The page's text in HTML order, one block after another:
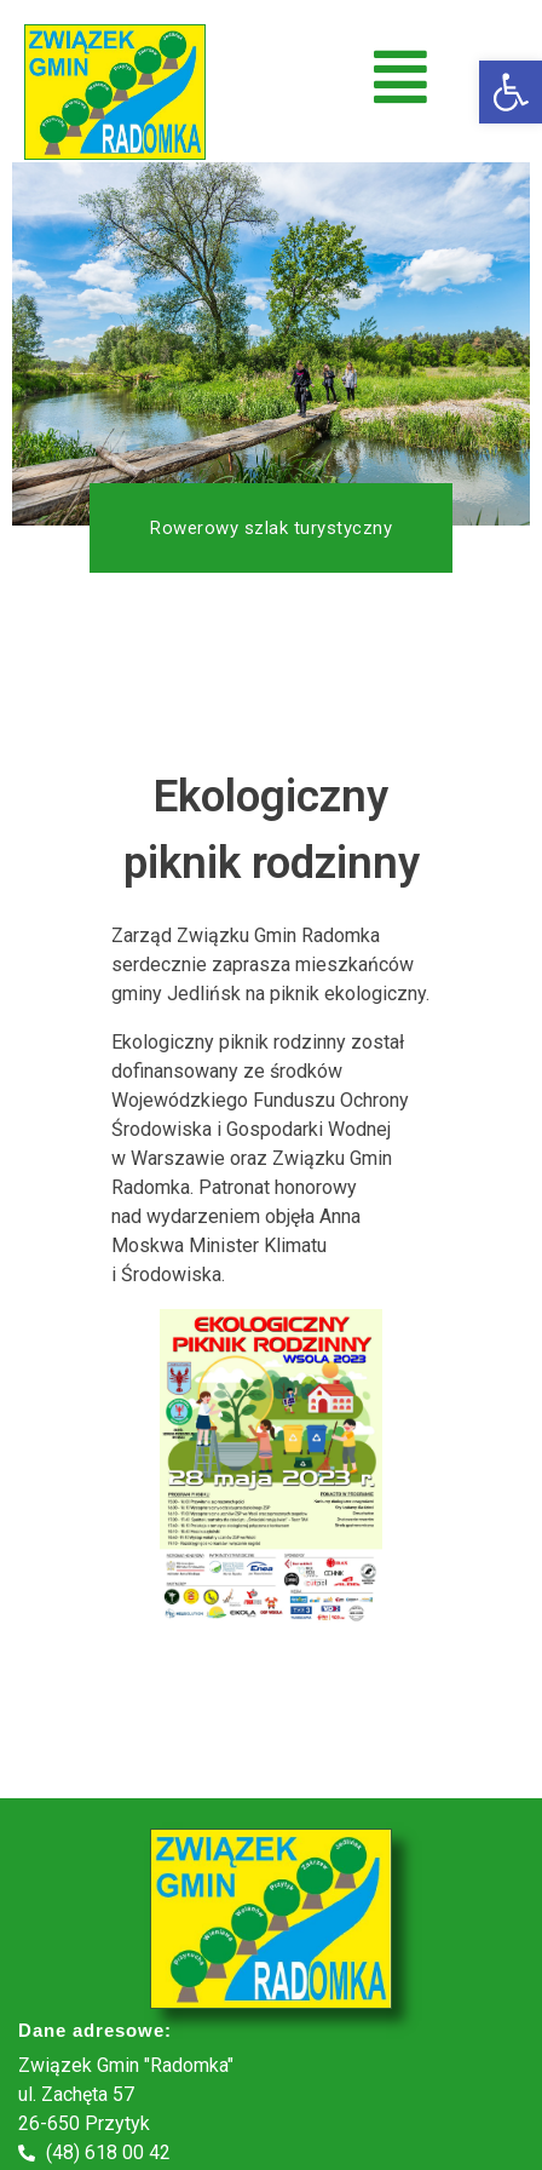
Radomka
Rowerowy szlak turystyczny
Ekologiczny
piknik rodzinny
Zarząd Związku Gmin Radomka
serdecznie zaprasza mieszkańców
gminy Jedlińsk na piknik ekologiczny.
Ekologiczny piknik rodzinny został
dofinansowany ze środków
Wojewódzkiego Funduszu Ochrony
Środowiska i Gospodarki Wodnej
w Warszawie oraz Związku Gmin
Radomka. Patronat honorowy
nad wydarzeniem objęła Anna
Moskwa Minister Klimatu
i Środowiska.
Dane adresowe:
Związek Gmin "Radomka"
ul. Zachęta 57
26-650 Przytyk
(48) 618 00 42